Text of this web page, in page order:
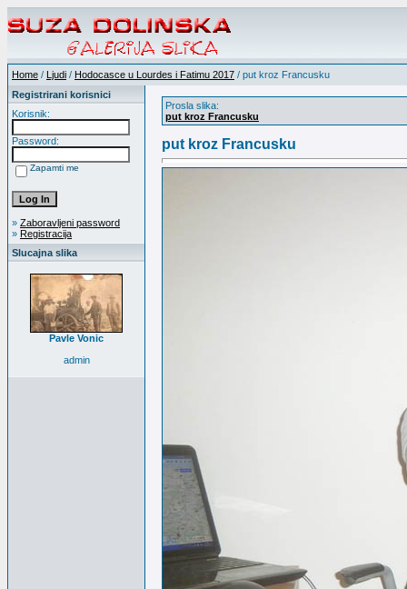
Home / Ljudi / Hodocasce u Lourdes i Fatimu 2017 / put kroz Francusku
Registrirani korisnici
Korisnik:
Password:
Zapamti me
» Zaboravljeni password
» Registracija
Slucajna slika
Pavle Vonic
admin
Prosla slika:
put kroz Francusku
put kroz Francusku